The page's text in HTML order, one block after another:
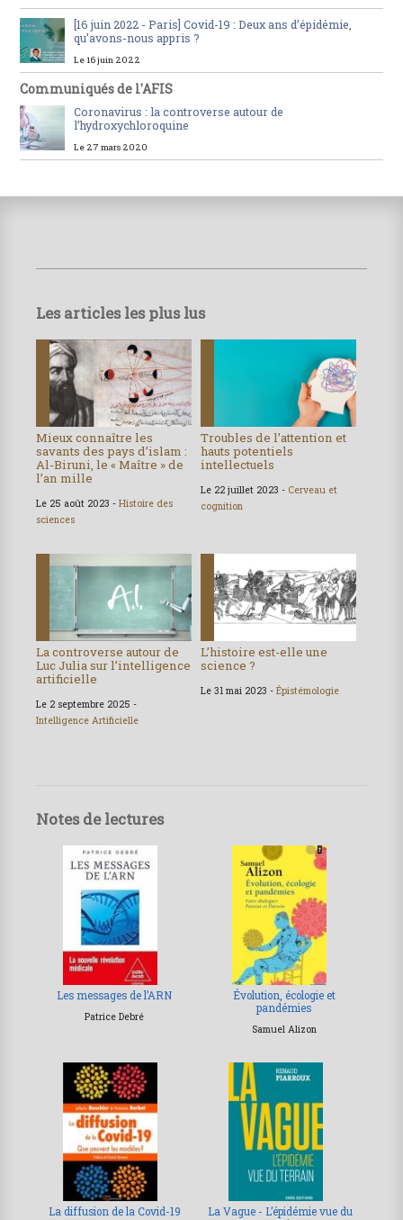
[16 juin 2022 - Paris] Covid-19 : Deux ans d’épidémie,
qu’avons-nous appris ?
Le 16 juin 2022
Communiqués de l'AFIS
Coronavirus : la controverse autour de
l’hydroxychloroquine
Le 27 mars 2020
Les articles les plus lus
Mieux connaître les
savants des pays d’islam :
Al-Biruni, le « Maître » de
l’an mille
Le 25 août 2023 - Histoire des
sciences
Troubles de l’attention et
hauts potentiels
intellectuels
Le 22 juillet 2023 - Cerveau et
cognition
La controverse autour de
Luc Julia sur l’intelligence
artificielle
Le 2 septembre 2025 -
Intelligence Artificielle
L’histoire est-elle une
science ?
Le 31 mai 2023 - Épistémologie
Notes de lectures
Les messages de l’ARN
Patrice Debré
Évolution, écologie et
pandémies
Samuel Alizon
La diffusion de la Covid-19
La Vague - L’épidémie vue du